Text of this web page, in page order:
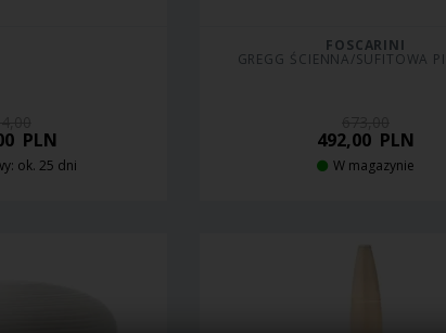
PLN
ok. 25 dni
FOSCARINI
GREGG ŚCIENNA/SUFITOWA
492,00 PLN
W magazynie